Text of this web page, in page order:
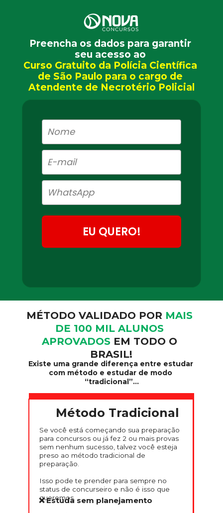
EU QUERO!
Preencha os dados para garantir
seu acesso ao
Curso Gratuito da Polícia Científica
de São Paulo para o cargo de
Atendente de Necrotério Policial
MÉTODO VALIDADO POR MAIS
DE 100 MIL ALUNOS
APROVADOS EM TODO O
BRASIL!
Existe uma grande diferença entre estudar
com método e estudar de modo
“tradicional”...
Método Tradicional
Se você está começando sua preparação
para concursos ou já fez 2 ou mais provas
sem nenhum sucesso, talvez você esteja
preso ao método tradicional de
preparação.
Isso pode te prender para sempre no
status de concurseiro e não é isso que
queremos.
❌ Estuda sem planejamento